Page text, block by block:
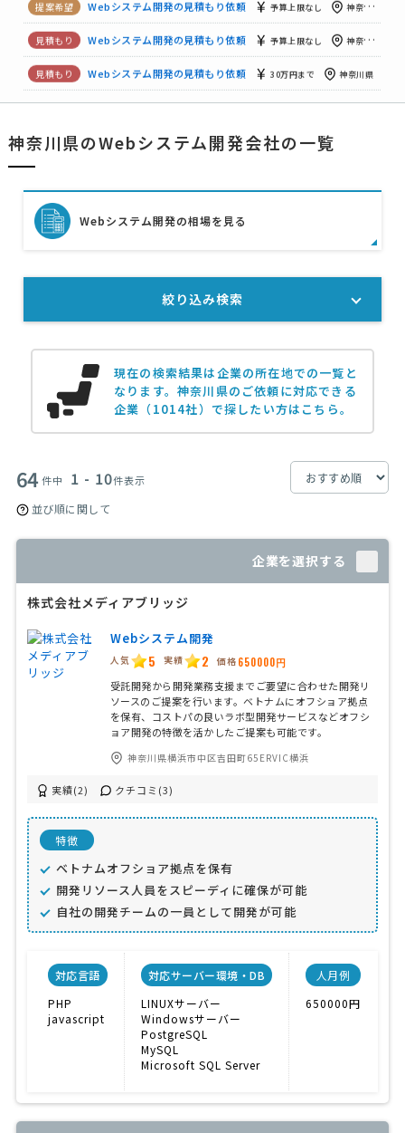
Webシステム開発の見積もり依頼 予算上限なし 神奈川県
Webシステム開発の見積もり依頼 予算上限なし 神奈川県
Webシステム開発の見積もり依頼 30万円まで 神奈川県
Webシステム開発の見積もり依頼
Webシステム開発の見積もり依頼 相談して決めたい
神奈川県のWebシステム開発会社の一覧
現在の検索結果は企業の所在地での一覧と
なります。神奈川県のご依頼に対応できる
企業（1014社）で探したい方はこちら。
64 件中 1 - 10件表示
並び順に関して
企業を選択する
株式会社メディアブリッジ
Webシステム開発
人気 5 実績 2 価格 650000円
受託開発から開発業務支援までご要望に合わせた開発リ
ソースのご提案を行います。ベトナムにオフショア拠点
を保有、コストパの良いラボ型開発サービスなどオフシ
ョア開発の特徴を活かしたご提案も可能です。
神奈川県横浜市中区吉田町65ERVIC横浜
実績(2) クチコミ(3)
特徴
ベトナムオフショア拠点を保有
開発リソース人員をスピーディに確保が可能
自社の開発チームの一員として開発が可能
対応言語
PHP
javascript
対応サーバー環境・DB
LINUXサーバー
Windowsサーバー
PostgreSQL
MySQL
Microsoft SQL Server
人月例
650000円
Webシステム開発の相場を見る
絞り込み検索